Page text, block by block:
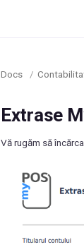
Docs /
Extrase
Vă rugăm să